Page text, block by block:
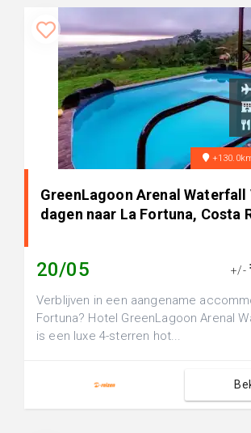
GreenLagoon Arenal Waterfall
dagen naar La Fortuna, Costa
20/05 +/-
Verblijven in een aangename
Fortuna? Hotel GreenLagoon Arenal
is een luxe 4-sterren hot...